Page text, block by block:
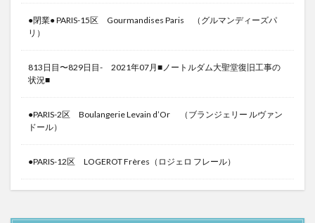
●閉業● PARIS-15区 Gourmandises Paris （グルマンディーズパ
リ）
813日目〜829日目- 2021年07月■ノートルダム大聖堂復旧工事の
状況■
●PARIS-2区 Boulangerie Levain d’Or （ブランジェリー ルヴァン
ドール）
●PARIS-12区 LOGEROT Frères（ロジェロ フレール）